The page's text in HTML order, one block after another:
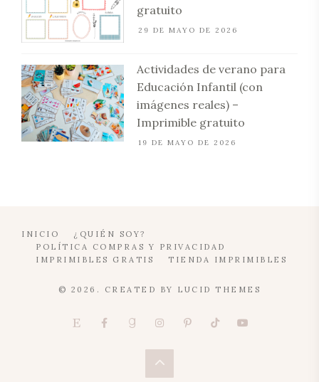
gratuito
29 DE MAYO DE 2026
Actividades de verano para
Educación Infantil (con
imágenes reales) –
Imprimible gratuito
19 DE MAYO DE 2026
INICIO
¿QUIÉN SOY?
POLÍTICA COMPRAS Y PRIVACIDAD
IMPRIMIBLES GRATIS
TIENDA IMPRIMIBLES
© 2026. CREATED BY LUCID THEMES